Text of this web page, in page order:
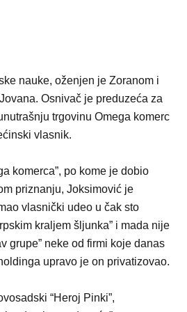
nauke, oženjen je Zoranom i
Osnivač je preduzeća za
trgovinu Omega komerc
vlasnik.
komerca”, po kome јe dobio
priznanju, Јoksimović je
vlasnički udeo u čak sto
kraljem šljunka” i mada niјe
grupe” neke od firmi koјe danas
upravo јe on privatizovao.
“Heroј Pinki”,